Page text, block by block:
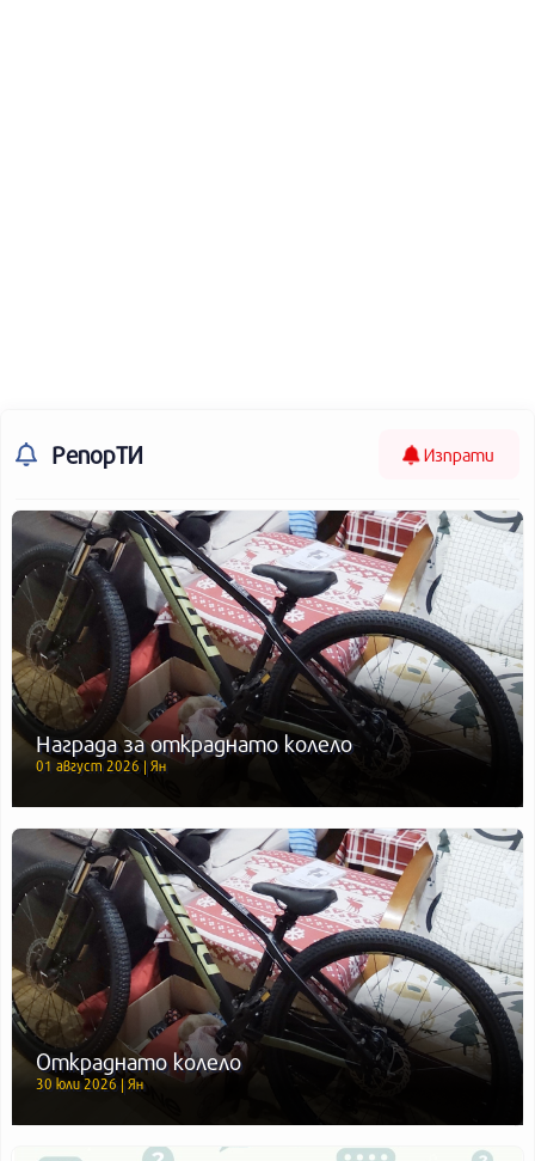
РепорТИ Изпрати
Награда за откраднато колело
01 август 2026 | Ян
Откраднато колело
30 юли 2026 | Ян